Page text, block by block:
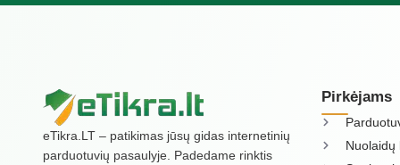
eTikra.LT – patikimas jūsų gidas internetinių
parduotuvių pasaulyje. Padedame rinktis
Pirkėjams
Nuolaidų